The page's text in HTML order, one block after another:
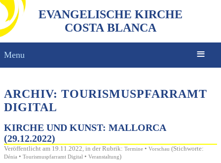
EVANGELISCHE KIRCHE
COSTA BLANCA
Menu
ARCHIV: TOURISMUSPFARRAMT
DIGITAL
KIRCHE UND KUNST: MALLORCA
(29.12.2022)
Veröffentlicht am 19.11.2022, in der Rubrik: Termine • Vorschau (Stichworte:
Dénia • Tourismuspfarramt Digital • Veranstaltung)